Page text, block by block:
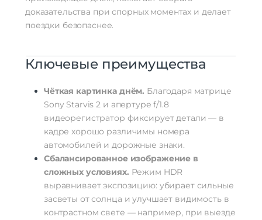
доказательства при спорныхмоментах и делает
поездки безопаснее.
Ключевые преимущества
Чёткая картинкаднём. Благодаря матрице
Sony Starvis 2 и апертуре f/1.8
видеорегистратор фиксируетдетали — в
кадре хорошо различимы номера
автомобилей и дорожные знаки.
Сбалансированноеизображение в
сложных условиях. Режим HDR
выравниваетэкспозицию: убираетсильные
засветы отсолнца и улучшает видимостьв
контрастном свете — например, при выезде